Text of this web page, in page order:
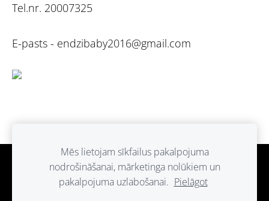
Tel.nr. 20007325
E-pasts - endzibaby2016@gmail.com
Sīkdatnes
Mēs lietojam sīkfailus pakalpojuma
nodrošināšanai, mārketinga nolūkiem un
pakalpojuma uzlabošanai. Pielāgot